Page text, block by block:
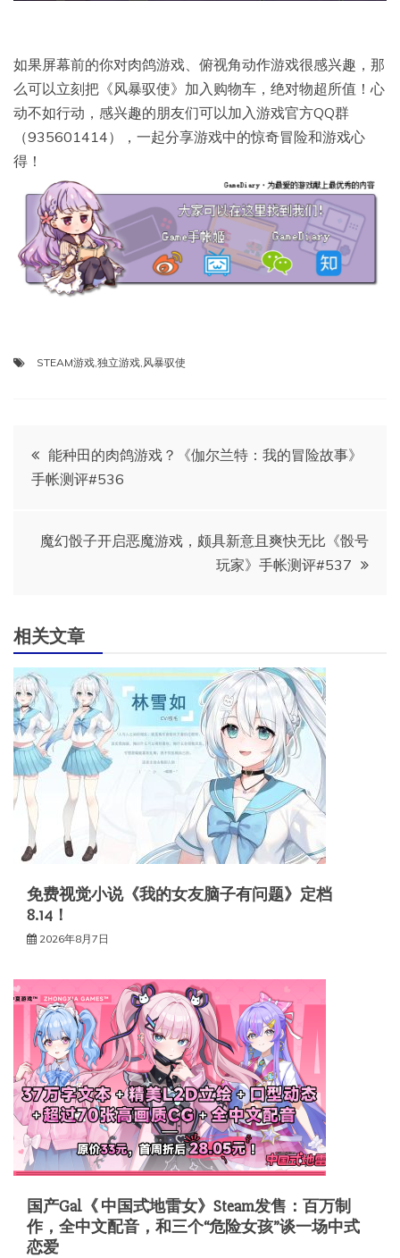
如果屏幕前的你对肉鸽游戏、俯视角动作游戏很感兴趣，那
么可以立刻把《风暴驭使》加入购物车，绝对物超所值！心
动不如行动，感兴趣的朋友们可以加入游戏官方QQ群
（935601414），一起分享游戏中的惊奇冒险和游戏心
得！
STEAM游戏 独立游戏 风暴驭使
文
章
导
能种田的肉鸽游戏？《伽尔兰特：我的冒险故事》
手帐测评#536
魔幻骰子开启恶魔游戏，颇具新意且爽快无比《骰号
玩家》手帐测评#537
相关文章
免费视觉小说《我的女友脑子有问题》定档
8.14！
2026年8月7日
国产Gal《 中国式地雷女》Steam发售：百万制
作，全中文配音，和三个“危险女孩”谈一场中式
恋爱